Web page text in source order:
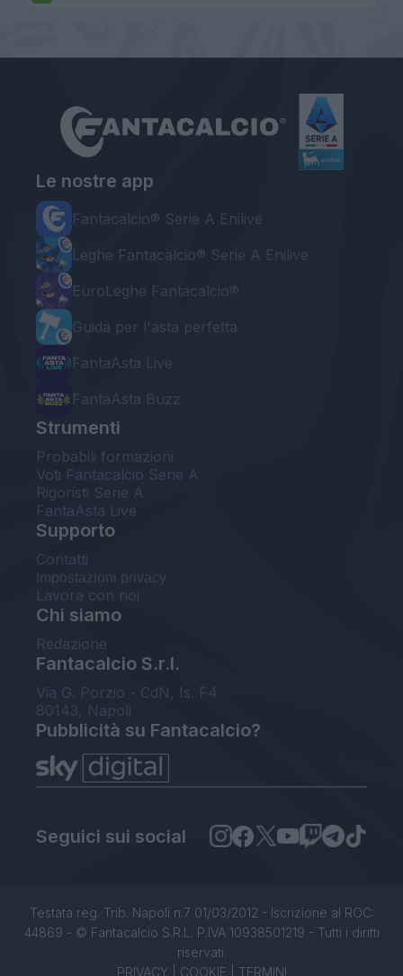
Le nostre app
Fantacalcio® Serie A Enilive
Leghe Fantacalcio® Serie A Enilive
EuroLeghe Fantacalcio®
Guida per l'asta perfetta
FantaAsta Live
FantaAsta Buzz
Strumenti
Probabili formazioni
Voti Fantacalcio Serie A
Rigoristi Serie A
FantaAsta Live
Supporto
Contatti
Impostazioni privacy
Lavora con noi
Chi siamo
Redazione
Fantacalcio S.r.l.
Via G. Porzio - CdN, Is. F4
80143, Napoli
Pubblicità su Fantacalcio?
Seguici sui social
Testata reg. Trib. Napoli n.7 01/03/2012 - Iscrizione al ROC:
44869 - © Fantacalcio S.R.L. P.IVA 10938501219 - Tutti i diritti
riservati.
PRIVACY| COOKIE TERMINI